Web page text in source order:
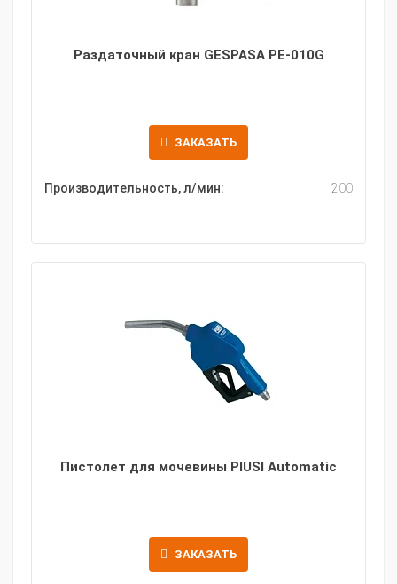
Раздаточный кран GESPASA PЕ-010G
ЗАКАЗАТЬ
Производительность, л/мин: 200
Пистолет для мочевины PIUSI Automatic
ЗАКАЗАТЬ